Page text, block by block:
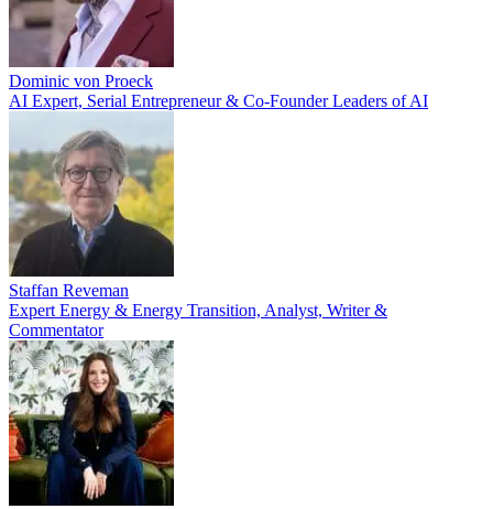
Dominic von Proeck
AI Expert, Serial Entrepreneur & Co-Founder Leaders of AI
Staffan Reveman
Expert Energy & Energy Transition, Analyst, Writer &
Commentator